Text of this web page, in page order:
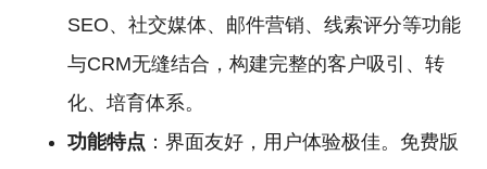
SEO、社交媒体、邮件营销、线索评分等功能
与CRM无缝结合，构建完整的客户吸引、转
化、培育体系。
功能特点 ：界面友好，用户体验极佳。免费版